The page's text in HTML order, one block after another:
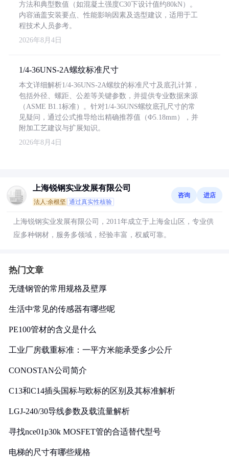
方法和典型数值（如混凝土强度C30下设计值约80kN）。
内容涵盖安装要点、性能影响因素及选型建议，适用于工
程技术人员参考。
2026年8月4日
1/4-36UNS-2A螺纹标准尺寸
本文详细解析1/4-36UNS-2A螺纹的标准尺寸及底孔计算，
包括外径、螺距、公差等关键参数，并提供专业数据来源
（ASME B1.1标准）。针对1/4-36UNS螺纹底孔尺寸的常
见疑问，通过公式推导给出精确推荐值（Φ5.18mm），并
附加工艺建议与扩展知识。
2026年8月4日
上海锐钢实业发展有限公司
法人:余根坚 通过真实性核验
咨询 进店
上海锐钢实业发展有限公司，2011年成立于上海金山区，专业供
应多种钢材，服务多领域，经验丰富，权威可靠。
热门文章
无缝钢管的常用规格及壁厚
生活中常见的传感器有哪些呢
PE100管材的含义是什么
工业厂房载重标准：一平方米能承受多少公斤
CONOSTAN公司简介
C13和C14插头国标与欧标的区别及其标准解析
LGJ-240/30导线参数及载流量解析
寻找nce01p30k MOSFET管的合适替代型号
电梯的尺寸有哪些规格